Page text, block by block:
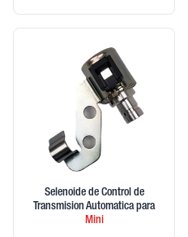
Selenoide de Control de
Transmision Automatica para
Mini